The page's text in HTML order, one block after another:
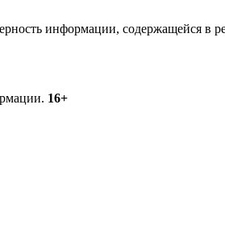
информации, содержащейся в
16+